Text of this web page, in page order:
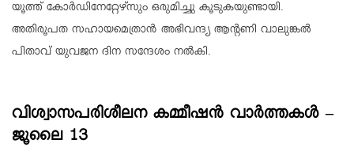
യൂത്ത് കോര്‍ഡിനേറ്റേഴ്‌സും ഒരുമിച്ചു കൂടുകയുണ്ടായി.
അതിരൂപത സഹായമെത്രാന്‍ അഭിവന്ദ്യ ആന്റണി വാലുങ്കല്‍
പിതാവ് യുവജന ദിന സന്ദേശം നല്‍കി.
വിശ്വാസപരിശീലന കമ്മീഷന്‍ വാര്‍ത്തകള്‍ –
ജൂലൈ 13